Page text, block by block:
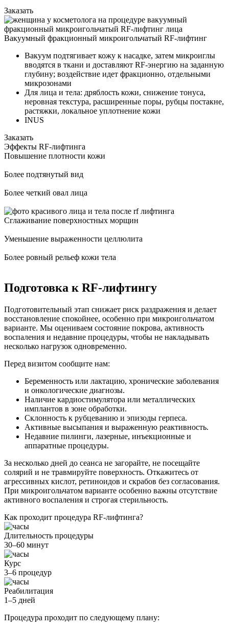
Заказать
Вакуумный фракционный микроигольчатый RF-лифтинг
Вакуум подтягивает кожу к насадке, затем микроиглы
вводятся в ткани и доставляют RF-энергию на заданную
глубину; воздействие идет фракционно, отдельными
микрозонами
Для лица и тела: дряблость кожи, снижение тонуса,
неровная текстура, расширенные поры, рубцы постакне,
растяжки, локальное уплотнение кожи
INUS
Заказать
Эффекты RF-лифтинга
Повышение плотности кожи
Более подтянутый вид
Более четкий овал лица
Сглаживание поверхностных морщин
Уменьшение выраженности целлюлита
Более ровный рельеф кожи тела
Подготовка к RF-лифтингу
Подготовительный этап снижает риск раздражения и делает
восстановление спокойнее, особенно при микроигольчатом
варианте. Мы оцениваем состояние покрова, активность
воспаления и недавние процедуры, чтобы не накладывать
несколько нагрузок одновременно.
Перед визитом сообщите нам:
Беременность или лактацию, хронические заболевания
и онкологические диагнозы.
Наличие кардиостимулятора или металлических
имплантов в зоне обработки.
Склонность к рубцеванию и эпизоды герпеса.
Активные высыпания и выраженную реактивность.
Недавние пилинги, лазерные, инъекционные и
аппаратные процедуры.
За несколько дней до сеанса не загорайте, не посещайте
солярий и не травмируйте поверхность. Откажитесь от
агрессивных кислот, ретиноидов и скрабов без согласования.
При микроигольчатом варианте особенно важны отсутствие
активного воспаления и строгая стерильность.
Как проходит процедура RF-лифтинга?
Длительность процедуры
30–60 минут
Курс
3–6 процедур
Реабилитация
1–5 дней
Процедура проходит по следующему плану: